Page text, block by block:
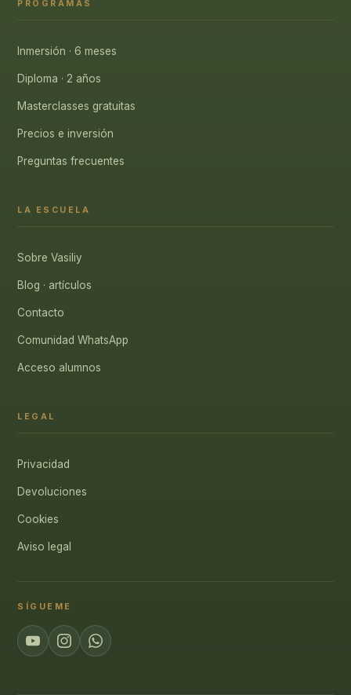
PROGRAMAS
Inmersión · 6 meses
Diploma · 2 años
Masterclasses gratuitas
Precios e inversión
Preguntas frecuentes
LA ESCUELA
Sobre Vasiliy
Blog · artículos
Contacto
Comunidad WhatsApp
Acceso alumnos
LEGAL
Privacidad
Devoluciones
Cookies
Aviso legal
SÍGUEME